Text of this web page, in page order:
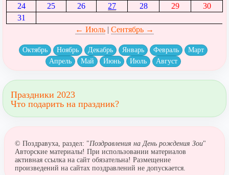
24
25 26 27 28 29
30
31
← Июль| Сентябрь →
Октябрь Ноябрь Декабрь Январь Февраль
Март
Апрель
Май Июнь Июль Август
Праздники 2023
Что подарить на праздник?
© Поздравуха, раздел: "Поздравления на День рождения Зои"
Авторские материалы! При использовании материалов
активная ссылка на сайт обязательна! Размещение
произведений на сайтах поздравлений не допускается.